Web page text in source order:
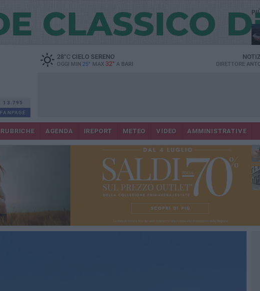
13.795
FANPAGE
28°CCIELO SERENO
OGGI MIN 25° MAX 32° A BARI DIRETTORE
RUBRICHE AGENDA IREPORT METEO VIDEO AMMINISTRATIVE